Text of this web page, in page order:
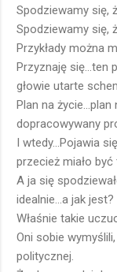
Spodziewamy się,
Spodziewamy się,
Przykłady można
Przyznaję się...ten
głowie utarte
Plan na
dopracowywany
I wtedy...Pojawia
przecież miało być
A ja się
idealnie...a jak
Właśnie takie
Oni sobie
politycznej.